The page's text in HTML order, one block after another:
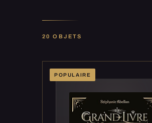
20 OBJETS
POPULAIRE